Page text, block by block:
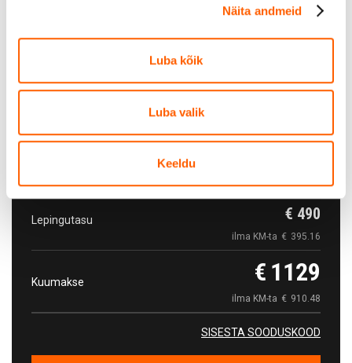
Näita andmeid
Luba kõik
Luba valik
Keeldu
Näita kaardil
Lepingutasu € 490
ilma KM-ta € 395.16
Kuumakse € 1129
ilma KM-ta € 910.48
SISESTA SOODUSKOOD